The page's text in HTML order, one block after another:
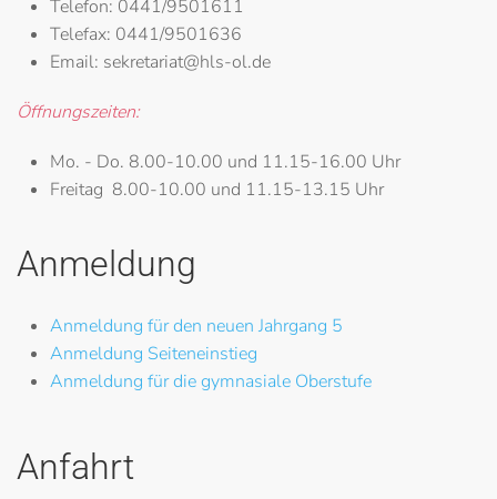
Telefon: 0441/9501611
Telefax: 0441/9501636
Email: sekretariat@hls-ol.de
Öffnungszeiten:
Mo. - Do. 8.00-10.00 und 11.15-16.00 Uhr
Freitag 8.00-10.00 und 11.15-13.15 Uhr
Anmeldung
Anmeldung für den neuen Jahrgang 5
Anmeldung Seiteneinstieg
Anmeldung für die gymnasiale Oberstufe
Anfahrt